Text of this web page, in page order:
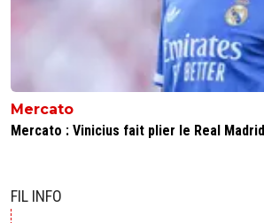
Mercato
Mercato : Vinicius fait plier le Real Madrid
FIL INFO